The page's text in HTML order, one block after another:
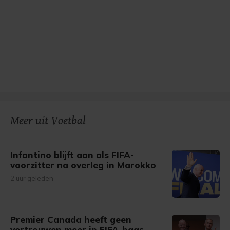
Meer uit Voetbal
Infantino blijft aan als FIFA-
voorzitter na overleg in Marokko
2 uur geleden
Premier Canada heeft geen